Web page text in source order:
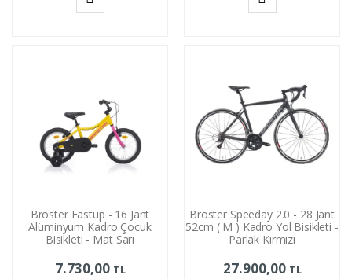
Broster Fastup - 16 Jant
Alüminyum Kadro Çocuk
Bisikleti - Mat Sarı
7.730,00 TL
Broster Speeday 2.0 - 28 Jant
52cm ( M ) Kadro Yol Bisikleti -
Parlak Kırmızı
27.900,00 TL